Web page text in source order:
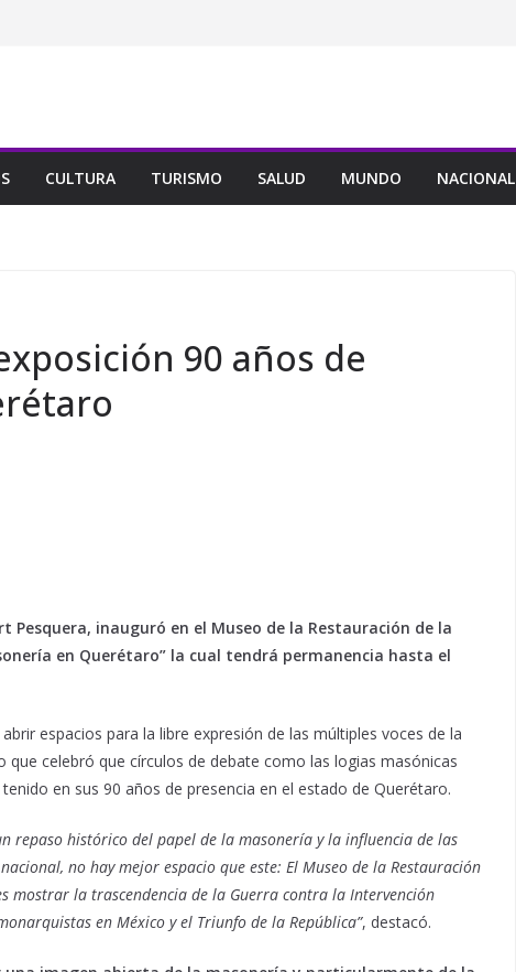
CULTURA TURISMO SALUD MUNDO NACIONAL
90 años de
Pesquera, inauguró en el Museo de la Restauración de la
en Querétaro” la cual tendrá permanencia hasta el
espacios para la libre expresión de las múltiples voces de la
celebró que círculos de debate como las logias masónicas
en sus 90 años de presencia en el estado de Querétaro.
repaso histórico del papel de la masonería y la influencia de las
no hay mejor espacio que este: El Museo de la Restauración
mostrar la trascendencia de la Guerra contra la Intervención
en México y el Triunfo de la República”, destacó.